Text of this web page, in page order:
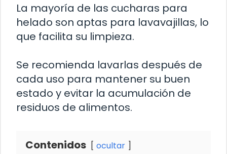
La mayoría de las cucharas para
helado son aptas para lavavajillas, lo
que facilita su limpieza.
Se recomienda lavarlas después de
cada uso para mantener su buen
estado y evitar la acumulación de
residuos de alimentos.
Contenidos ocultar